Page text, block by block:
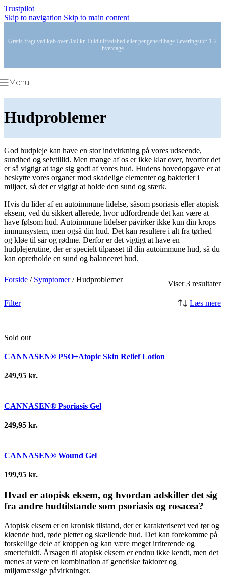
Trustpilot
Skip to navigation Skip to main content
Gratis fragt ved køb over 350 kr. Fuld tilfredshed eller pengene tilbage Leveringstid: 1-2
hverdage
Menu
Hudproblemer
God hudpleje kan have en stor indvirkning på vores udseende,
sundhed og selvtillid. Men mange af os er ikke klar over, hvorfor det
er så vigtigt at tage sig godt af vores hud. Hudens hovedopgave er at
beskytte vores organer mod skadelige elementer og bakterier i
miljøet, så det er vigtigt at holde den sund og stærk.
Hvis du lider af en autoimmune lidelse, såsom psoriasis eller atopisk
eksem, ved du sikkert allerede, hvor udfordrende det kan være at
have følsom hud. Autoimmune lidelser påvirker ikke kun din krops
immunsystem, men også din hud. Det kan resultere i alt fra tørhed
og kløe til sår og rødme. Derfor er det vigtigt at have en
hudplejerutine, der er specielt tilpasset til din autoimmune hud, så du
kan opretholde en sund og balanceret hud.
Forside / Symptomer/ Hudproblemer Viser 3 resultater
Filter Læs mere
Sold out
Quick view
Tilføj ønskeliste
CANNASEN® PSO+Atopic Skin Relief Lotion
249,95 kr.
Quick view
Tilføj ønskeliste
CANNASEN® Psoriasis Gel
249,95 kr.
Quick view
Tilføj ønskeliste
CANNASEN® Wound Gel
199,95 kr.
Hvad er atopisk eksem, og hvordan adskiller det sig
fra andre hudtilstande som psoriasis og rosacea?
Atopisk eksem er en kronisk tilstand, der er karakteriseret ved tør og
kløende hud, røde pletter og skællende hud. Det kan forekomme på
forskellige dele af kroppen og kan være meget irriterende og
smertefuldt. Årsagen til atopisk eksem er endnu ikke kendt, men det
menes at være en kombination af genetiske faktorer og
miljømæssige påvirkninger.